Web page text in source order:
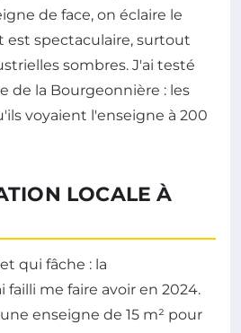
de face, on éclaire le
est spectaculaire, surtout
sombres. J'ai testé
de la Bourgeonnière : les
voyaient l'enseigne à 200
LOCALE À
qui fâche : la
me faire avoir en 2024.
enseigne de 15 m² pour